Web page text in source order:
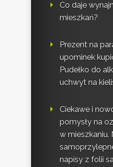
Co daje
mieszkań?
Prezent na
upominek
Pudełko do
uchwyt na
Ciekawe i
pomysły na
w mieszkaniu.
napisy z folii